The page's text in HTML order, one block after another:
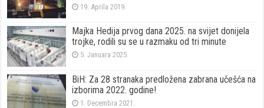
19. Aprila 2019.
Majka Hedija prvog dana 2025. na svijet donijela
trojke, rodili su se u razmaku od tri minute
5. Januara 2025.
BiH: Za 28 stranaka predložena zabrana učešća na
izborima 2022. godine!
1. Decembra 2021.